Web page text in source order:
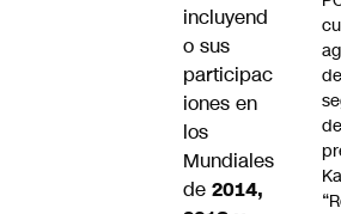
incluyend
o sus
participac
iones en
los
Mundiales
de 2014,
de